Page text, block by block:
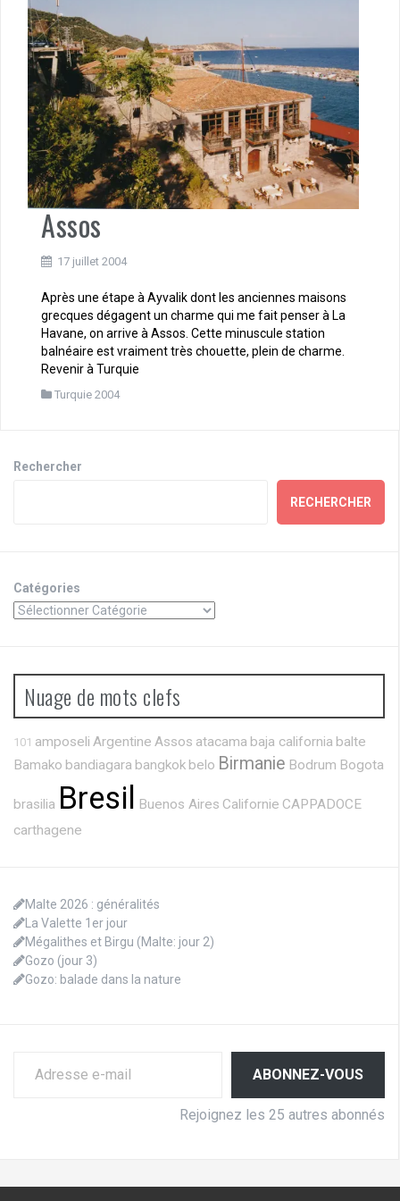
Assos
17 juillet 2004
Après une étape à Ayvalik dont les anciennes maisons
grecques dégagent un charme qui me fait penser à La
Havane, on arrive à Assos. Cette minuscule station
balnéaire est vraiment très chouette, plein de charme.
Revenir à Turquie
Turquie 2004
Rechercher
RECHERCHER
Catégories
Nuage de mots clefs
101 amposeli Argentine Assos atacama baja california balte
Bamako bandiagara bangkok belo Birmanie Bodrum Bogota
brasilia Bresil Buenos Aires Californie CAPPADOCE
carthagene
Malte 2026 : généralités
La Valette 1er jour
Mégalithes et Birgu (Malte: jour 2)
Gozo (jour 3)
Gozo: balade dans la nature
ABONNEZ-VOUS
Rejoignez les 25 autres abonnés